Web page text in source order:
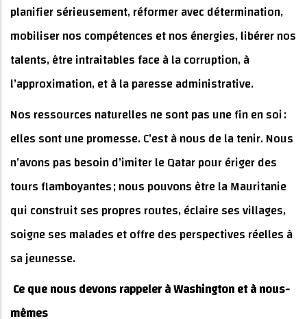
planifier sérieusement, réformer avec détermination,
mobiliser nos compétences et nos énergies, libérer nos
talents, être intraitables face à la corruption, à
l’approximation, et à la paresse administrative.
Nos ressources naturelles ne sont pas une fin en soi :
elles sont une promesse. C’est à nous de la tenir. Nous
n’avons pas besoin d’imiter le Qatar pour ériger des
tours flamboyantes ; nous pouvons être la Mauritanie
qui construit ses propres routes, éclaire ses villages,
soigne ses malades et offre des perspectives réelles à
sa jeunesse.
Ce que nous devons rappeler à Washington et à nous-
mêmes